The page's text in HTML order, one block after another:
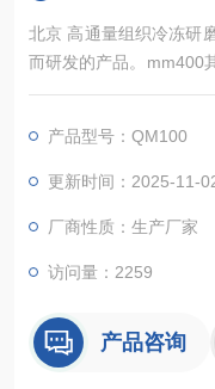
北京 高通量组织冷冻研
而研发的产品。mm400
的细粉碎和精细研磨，
产品型号：QM100
更新时间：2025-11-
厂商性质：生产厂家
访问量：2259
产品咨询